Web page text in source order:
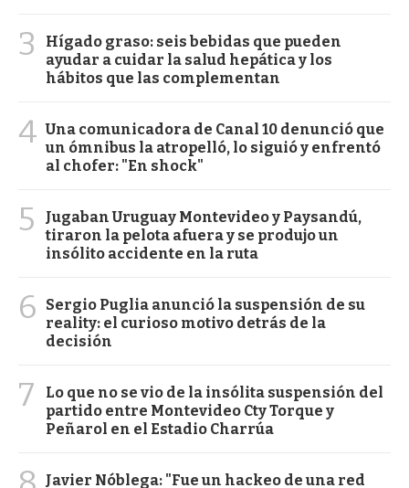
3
Hígado graso: seis bebidas que pueden
ayudar a cuidar la salud hepática y los
hábitos que las complementan
4 Una comunicadora de Canal 10 denunció que
un ómnibus la atropelló, lo siguió y enfrentó
al chofer: "En shock"
5
Jugaban Uruguay Montevideo y Paysandú,
tiraron la pelota afuera y se produjo un
insólito accidente en la ruta
6
Sergio Puglia anunció la suspensión de su
reality: el curioso motivo detrás de la
decisión
7
Lo que no se vio de la insólita suspensión del
partido entre Montevideo Cty Torque y
Peñarol en el Estadio Charrúa
Javier Nóblega: "Fue un hackeo de una red